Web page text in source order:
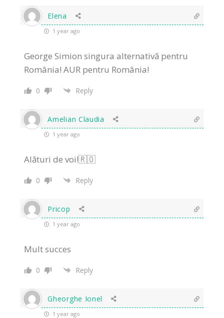
Elena
1 year ago
George Simion singura alternativă pentru
România! AUR pentru România!
0 Reply
Amelian Claudia
1 year ago
Alături de voi!🇷🇴
0 Reply
Pricop
1 year ago
Mult succes
0 Reply
Gheorghe Ionel
1 year ago